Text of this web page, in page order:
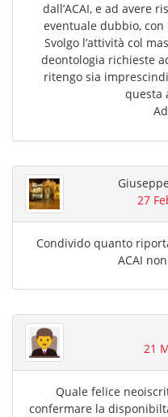
dall’ACAI, e ad avere
eventuale dubbio,
Svolgo l’attività col
deontologia richieste
ritengo sia
questa
27
Condivido quanto
ACAI
21
Quale felice
confermare la